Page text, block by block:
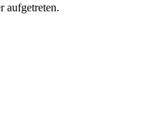
aufgetreten.